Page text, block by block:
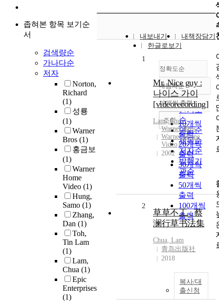
좁혀본 항목 보기순
서
검색량순
가나다순
저자
Norton,
Richard
(1)
성룡
(1)
Warner
Bros (1)
홍금보
(1)
Warner
Home
Video (1)
Hung,
Samo (1)
Zhang,
Dan (1)
Toh,
Tin Lam
(1)
Lam,
Chua (1)
Epic
Enterprises
(1)
내보내기
내책장담기
한글로보기
정확도순
정확도
순
인기도
순
연도순
제목순
저자순
발행기
관순
내림차순
내림차순
10개씩 출력
10개씩
출력
20개씩
출력
30개씩
출력
50개씩
출력
100개씩
출력
조회
1
Mr. Nice guy :
나이스 가이
[videorecording]
Lam,Chua
Warner Bros
Warner Home
Video
2002
2
草草不工 : 蔡
澜行草书法集
Chua, Lam
青岛出版社
2018
복사/대
출신청